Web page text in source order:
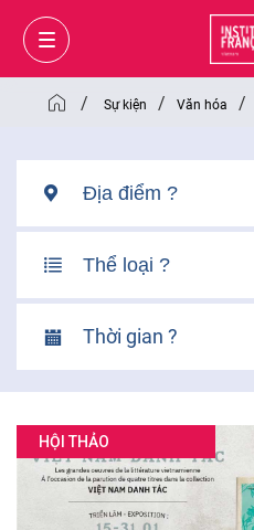
/ Sự kiện / Văn hóa /
Thời gian ?
HỘI THẢO